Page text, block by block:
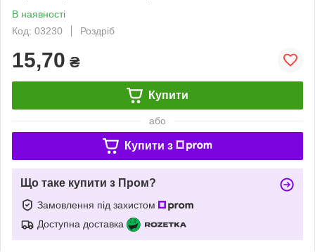
В наявності
Код: 03230
Роздріб
15,70 ₴
Купити
або
Купити з
Що таке купити з Пром?
Замовлення під захистом
Доступна доставка